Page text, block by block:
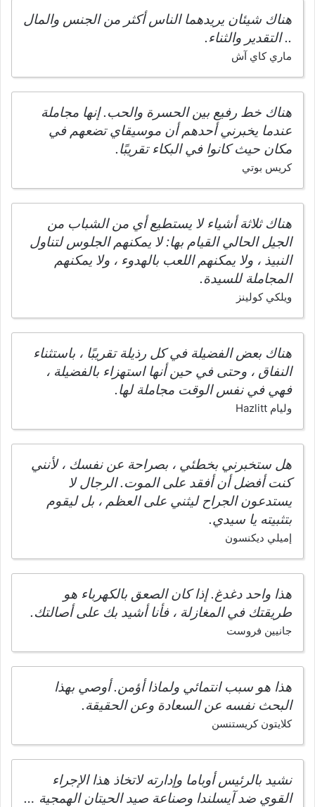
هناك شيئان يريدهما الناس أكثر من الجنس والمال
.. التقدير والثناء.
ماري كاي آش
هناك خط رفيع بين الحسرة والحب. إنها مجاملة
عندما يخبرني أحدهم أن موسيقاي تضعهم في
مكان حيث كانوا في البكاء تقريبًا.
كريس بوتي
هناك ثلاثة أشياء لا يستطيع أي من الشباب من
الجيل الحالي القيام بها: لا يمكنهم الجلوس لتناول
النبيذ ، ولا يمكنهم اللعب بالهدوء ، ولا يمكنهم
المجاملة للسيدة.
ويلكي كولينز
هناك بعض الفضيلة في كل رذيلة تقريبًا ، باستثناء
النفاق ، وحتى في حين أنها استهزاء بالفضيلة ،
فهي في نفس الوقت مجاملة لها.
وليام Hazlitt
هل ستخبرني بخطئي ، بصراحة عن نفسك ، لأنني
كنت أفضل أن أفقد على الموت. الرجال لا
يستدعون الجراح ليثني على العظم ، بل ليقوم
بتثبيته يا سيدي.
إميلي ديكنسون
هذا واحد دغدغ. إذا كان الصعق بالكهرباء هو
طريقتك في المغازلة ، فأنا أشيد بك على أصالتك.
جانيين فروست
هذا هو سبب انتمائي ولماذا أؤمن. أوصي بهذا
البحث نفسه عن السعادة وعن الحقيقة.
كلايتون كريستنسن
نشيد بالرئيس أوباما وإدارته لاتخاذ هذا الإجراء
القوي ضد آيسلندا وصناعة صيد الحيتان الهمجية …